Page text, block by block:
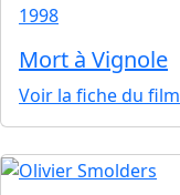
1998
Mort à Vignole
Voir la fiche du film